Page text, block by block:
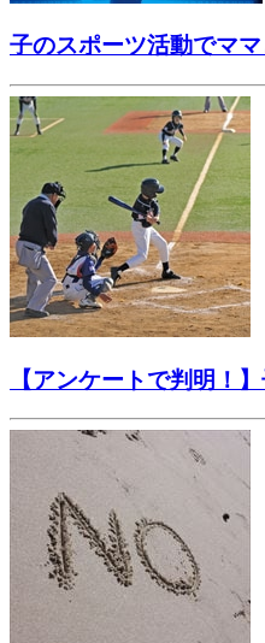
子のスポーツ活動でマ
【アンケートで判明！